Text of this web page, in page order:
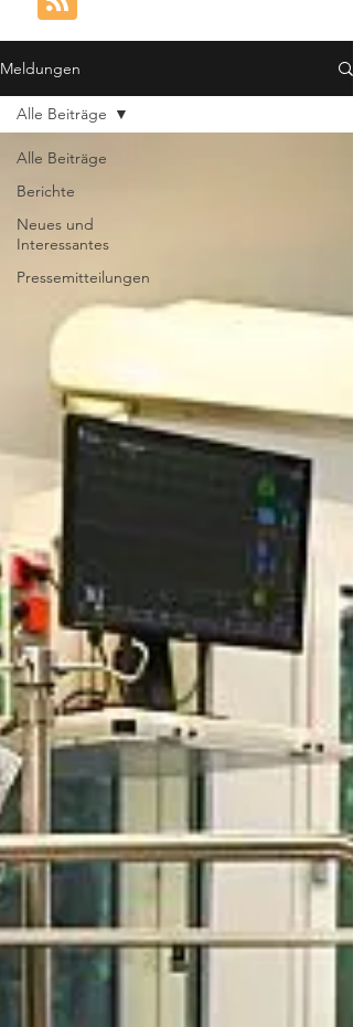
Meldungen
Alle Beiträge
Berichte
Neues und
Interessantes
Pressemitteilungen
Alle Beiträge